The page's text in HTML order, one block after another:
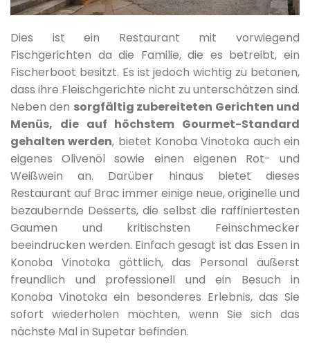
Dies ist ein Restaurant mit vorwiegend
Fischgerichten da die Familie, die es betreibt, ein
Fischerboot besitzt. Es ist jedoch wichtig zu betonen,
dass ihre Fleischgerichte nicht zu unterschätzen sind.
Neben den sorgfältig zubereiteten Gerichten und
Menüs, die auf höchstem Gourmet-Standard
gehalten werden, bietet Konoba Vinotoka auch ein
eigenes Olivenöl sowie einen eigenen Rot- und
Weißwein an. Darüber hinaus bietet dieses
Restaurant auf Brac immer einige neue, originelle und
bezaubernde Desserts, die selbst die raffiniertesten
Gaumen und kritischsten Feinschmecker
beeindrucken werden. Einfach gesagt ist das Essen in
Konoba Vinotoka göttlich, das Personal äußerst
freundlich und professionell und ein Besuch in
Konoba Vinotoka ein besonderes Erlebnis, das Sie
sofort wiederholen möchten, wenn Sie sich das
nächste Mal in Supetar befinden.